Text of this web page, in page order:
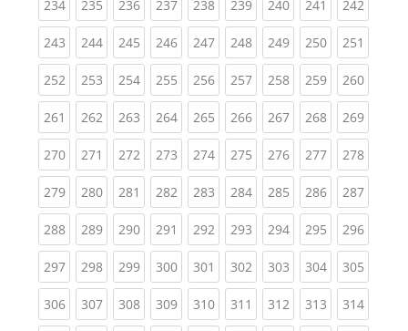
234(current)
235(current)
236(current)
237(current)
238(current)
239(current)
240(current)
241 (current)
242
243(current)
244(current)
245(current)
246(current)
247(current)
248(current)
249(current)
250(current)
251
252(current)
253(current)
254(current)
255(current)
256(current)
257(current)
258(current)
259(current)
260
261 (current)
262(current)
263(current)
264(current)
265(current)
266(current)
267(current)
268(current)
269
270(current)
271 (current)
272(current)
273(current)
274(current)
275(current)
276(current)
277(current)
278
279(current)
280(current)
281 (current)
282(current)
283(current)
284(current)
285(current)
286(current)
287
288(current)
289(current)
290(current)
291 (current)
292(current)
293(current)
294(current)
295(current)
296
297(current)
298(current)
299(current)
300(current)
301 (current)
302(current)
303(current)
304(current)
305
306(current)
307(current)
308(current)
309(current)
310(current)
311 (current)
312(current)
313(current)
314